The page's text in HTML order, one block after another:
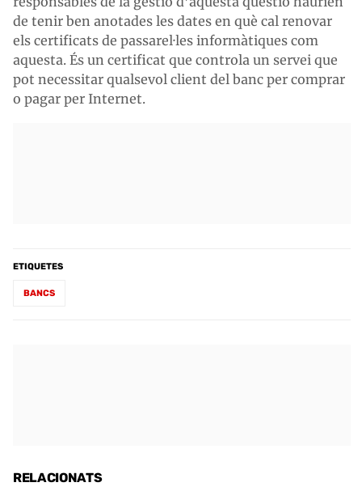
de tenir ben anotades les dates en què cal renovar
els certificats de passarel·les informàtiques com
aquesta. És un certificat que controla un servei que
pot necessitar qualsevol client del banc per comprar
o pagar per Internet.
ETIQUETES
BANCS
RELACIONATS